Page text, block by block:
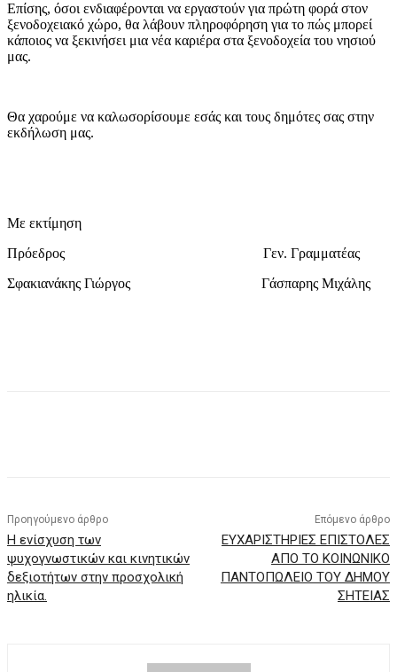
Επίσης, όσοι ενδιαφέρονται να εργαστούν για πρώτη φορά στον
ξενοδοχειακό χώρο, θα λάβουν πληροφόρηση για το πώς μπορεί
κάποιος να ξεκινήσει μια νέα καριέρα στα ξενοδοχεία του νησιού
μας.
Θα χαρούμε να καλωσορίσουμε εσάς και τους δημότες σας στην
εκδήλωση μας.
Με εκτίμηση
Πρόεδρος Γεν. Γραμματέας
Σφακιανάκης Γιώργος Γάσπαρης Μιχάλης
Προηγούμενο άρθρο
Η ενίσχυση των
ψυχογνωστικών και κινητικών
δεξιοτήτων στην προσχολική
ηλικία.
Επόμενο άρθρο
ΕΥΧΑΡΙΣΤΗΡΙΕΣ ΕΠΙΣΤΟΛΕΣ
ΑΠΟ ΤΟ ΚΟΙΝΩΝΙΚΟ
ΠΑΝΤΟΠΩΛΕΙΟ ΤΟΥ ΔΗΜΟΥ
ΣΗΤΕΙΑΣ